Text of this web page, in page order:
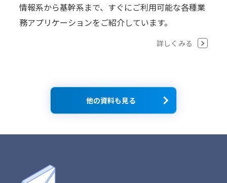
情報系から基幹系まで、すぐにご利用可能な各種業
務アプリケーションをご紹介しています。
詳しくみる
他の資料も見る